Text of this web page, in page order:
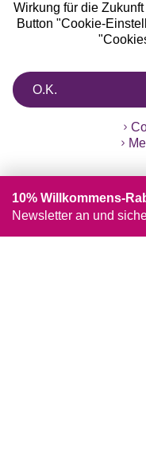
Wirkung für die
Button "Cookie-
O.K.
10% Willkommens-
Newsletter an und